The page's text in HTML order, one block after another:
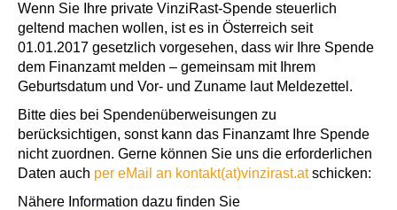
Wenn Sie Ihre private VinziRast-Spende steuerlich
geltend machen wollen, ist es in Österreich seit
01.01.2017 gesetzlich vorgesehen, dass wir Ihre Spende
dem Finanzamt melden – gemeinsam mit Ihrem
Geburtsdatum und Vor- und Zuname laut Meldezettel.
Bitte dies bei Spendenüberweisungen zu
berücksichtigen, sonst kann das Finanzamt Ihre Spende
nicht zuordnen. Gerne können Sie uns die erforderlichen
Daten auch per eMail an kontakt(at)vinzirast.atschicken:
Nähere Information dazu finden Sie